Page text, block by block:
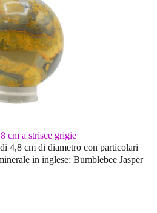
cm a strisce grigie
4,8 cm di diametro con particolari
in inglese: Bumblebee Jasper